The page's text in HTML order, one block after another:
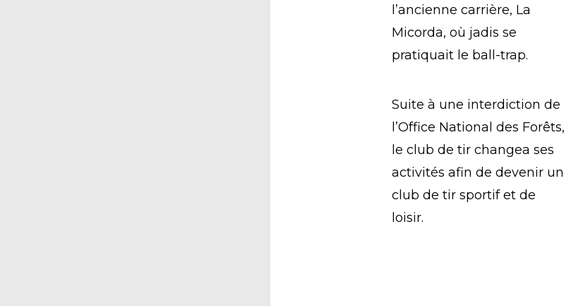
l’ancienne carrière, La
Micorda, où jadis se
pratiquait le ball-trap.
Suite à une interdiction de
l’Office National des Forêts,
le club de tir changea ses
activités afin de devenir un
club de tir sportif et de
loisir.